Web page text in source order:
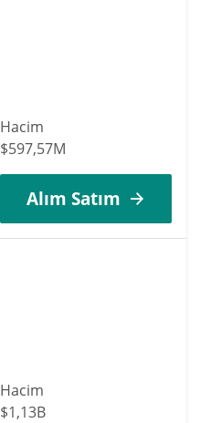
Hacim
$597,57M
Alım Satım
Hacim
$1,13B